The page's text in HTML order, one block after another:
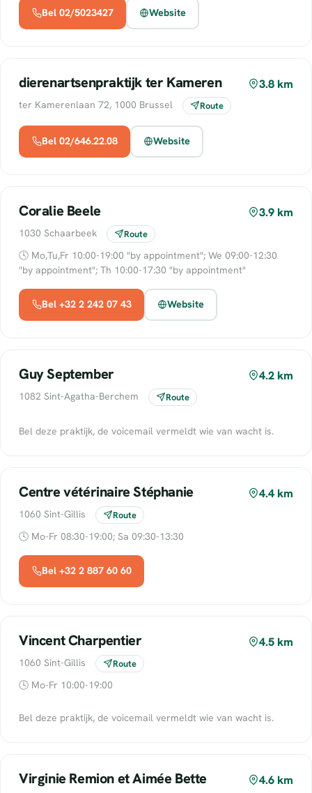
Bel 02/5023427 Website
dierenartsenpraktijk ter Kameren 3.8 km
ter Kamerenlaan 72, 1000 Brussel Route
Bel 02/646.22.08 Website
Coralie Beele 3.9 km
1030 Schaarbeek Route
🕓 Mo,Tu,Fr 10:00-19:00 "by appointment"; We 09:00-12:30
"by appointment"; Th 10:00-17:30 "by appointment"
Bel +32 2 242 07 43 Website
Guy September 4.2 km
1082 Sint-Agatha-Berchem Route
Bel deze praktijk, de voicemail vermeldt wie van wacht is.
Centre vétérinaire Stéphanie 4.4 km
1060 Sint-Gillis Route
🕓 Mo-Fr 08:30-19:00; Sa 09:30-13:30
Bel +32 2 887 60 60
Vincent Charpentier 4.5 km
1060 Sint-Gillis Route
🕓 Mo-Fr 10:00-19:00
Bel deze praktijk, de voicemail vermeldt wie van wacht is.
Virginie Remion et Aimée Bette 4.6 km